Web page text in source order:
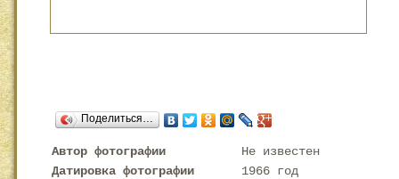
Поделиться…
Автор фотографии
Не известен
Датировка фотографии
1966 год